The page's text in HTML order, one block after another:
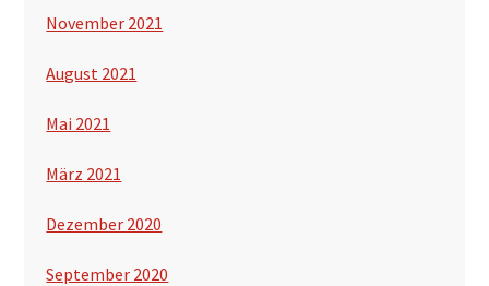
November 2021
August 2021
Mai 2021
März 2021
Dezember 2020
September 2020